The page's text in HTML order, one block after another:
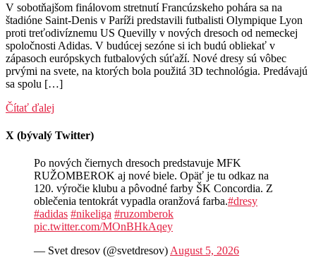
V sobotňajšom finálovom stretnutí Francúzskeho pohára sa na
štadióne Saint-Denis v Paríži predstavili futbalisti Olympique Lyon
proti treťodivíznemu US Quevilly v nových dresoch od nemeckej
spoločnosti Adidas. V budúcej sezóne si ich budú obliekať v
zápasoch európskych futbalových súťaží. Nové dresy sú vôbec
prvými na svete, na ktorých bola použitá 3D technológia. Predávajú
sa spolu […]
Čítať ďalej
X (bývalý Twitter)
Po nových čiernych dresoch predstavuje MFK
RUŽOMBEROK aj nové biele. Opäť je tu odkaz na
120. výročie klubu a pôvodné farby ŠK Concordia. Z
oblečenia tentokrát vypadla oranžová farba.#dresy
#adidas #nikeliga #ruzomberok
pic.twitter.com/MOnBHkAqey
— Svet dresov (@svetdresov) August 5, 2026